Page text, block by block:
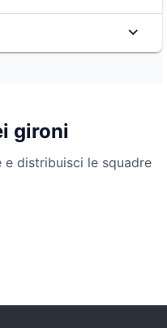
gironi
distribuisci le squadre